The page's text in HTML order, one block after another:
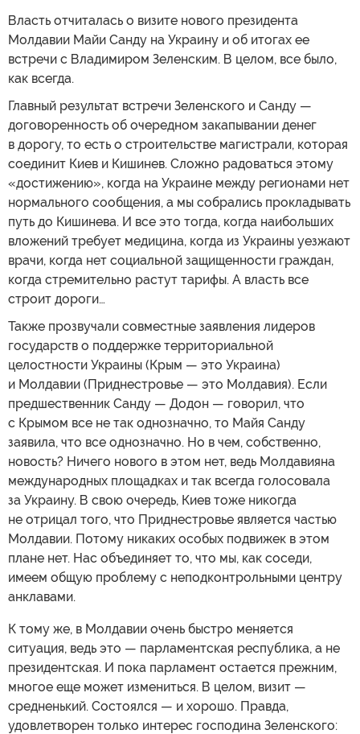
Власть отчиталась о визите нового президента
Молдавии Майи Санду на Украину и об итогах ее
встречи с Владимиром Зеленским. В целом, все было,
как всегда.
Главный результат встречи Зеленского и Санду —
договоренность об очередном закапывании денег
в дорогу, то есть о строительстве магистрали, которая
соединит Киев и Кишинев. Сложно радоваться этому
«достижению», когда на Украине между регионами нет
нормального сообщения, а мы собрались прокладывать
путь до Кишинева. И все это тогда, когда наибольших
вложений требует медицина, когда из Украины уезжают
врачи, когда нет социальной защищенности граждан,
когда стремительно растут тарифы. А власть все
строит дороги…
Также прозвучали совместные заявления лидеров
государств о поддержке территориальной
целостности Украины (Крым — это Украина)
и Молдавии (Приднестровье — это Молдавия). Если
предшественник Санду — Додон — говорил, что
с Крымом все не так однозначно, то Майя Санду
заявила, что все однозначно. Но в чем, собственно,
новость? Ничего нового в этом нет, ведь Молдавияна
международных площадках и так всегда голосовала
за Украину. В свою очередь, Киев тоже никогда
не отрицал того, что Приднестровье является частью
Молдавии. Потому никаких особых подвижек в этом
плане нет. Нас объединяет то, что мы, как соседи,
имеем общую проблему с неподконтрольными центру
анклавами.
К тому же, в Молдавии очень быстро меняется
ситуация, ведь это — парламентская республика, а не
президентская. И пока парламент остается прежним,
многое еще может измениться. В целом, визит —
средненький. Состоялся — и хорошо. Правда,
удовлетворен только интерес господина Зеленского: